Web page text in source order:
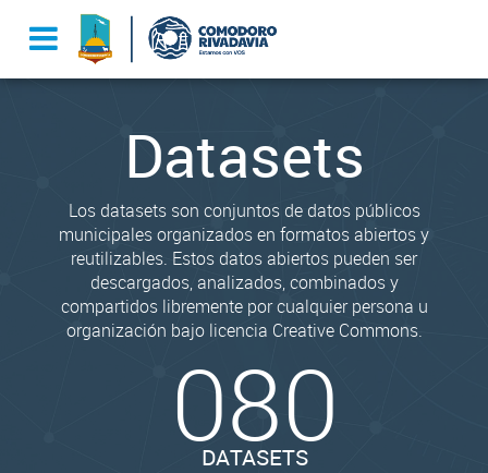
Datasets
Los datasets son conjuntos de datos públicos
municipales organizados en formatos abiertos y
reutilizables. Estos datos abiertos pueden ser
descargados, analizados, combinados y
compartidos libremente por cualquier persona u
organización bajo licencia Creative Commons.
080
DATASETS